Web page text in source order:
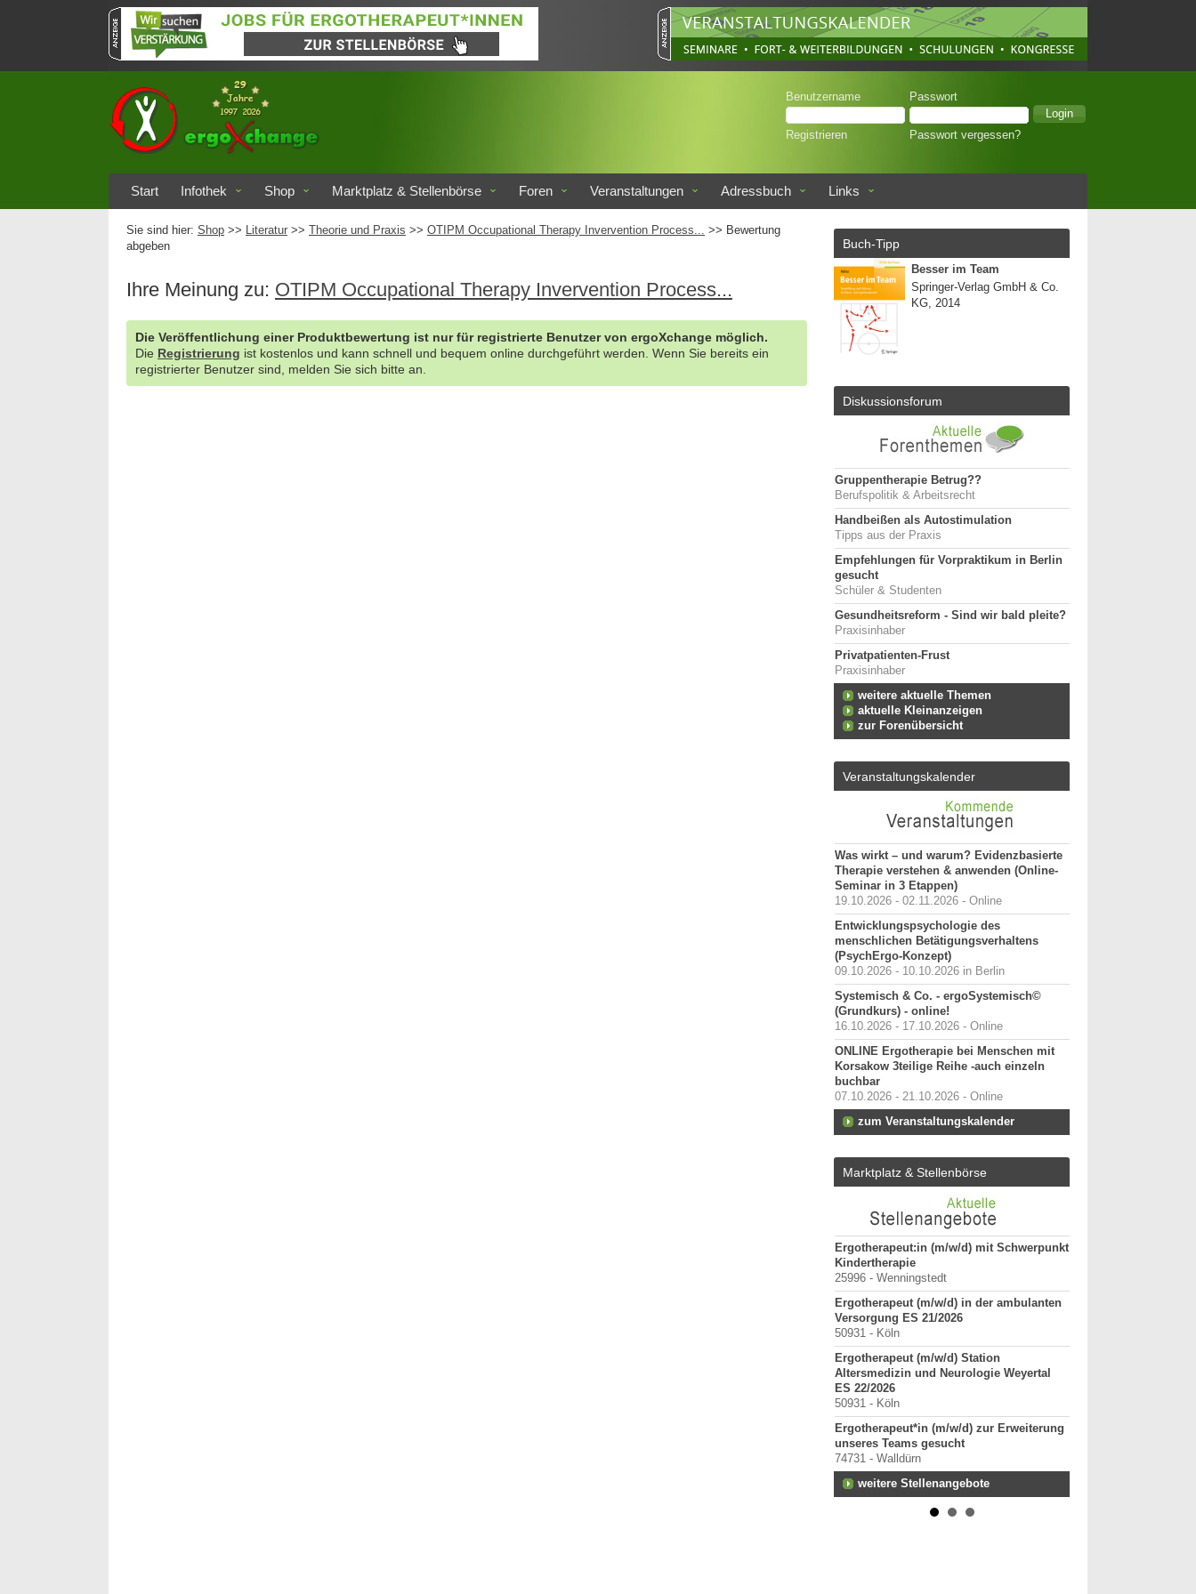
Benutzername Passwort
Registrieren Passwort vergessen?
Start Infothek Shop Marktplatz & Stellenbörse Foren Veranstaltungen Adressbuch Links
Sie sind hier: Shop >> Literatur >> Theorie und Praxis >> OTIPM Occupational Therapy Invervention Process... >> Bewertung
abgeben
Ihre Meinung zu: OTIPM Occupational Therapy Invervention Process...
Die Veröffentlichung einer Produktbewertung ist nur für registrierte Benutzer von ergoXchange möglich.
Die Registrierung ist kostenlos und kann schnell und bequem online durchgeführt werden. Wenn Sie bereits ein
registrierter Benutzer sind, melden Sie sich bitte an.
Buch-Tipp
Besser im Team
Springer-Verlag GmbH & Co.
KG, 2014
Diskussionsforum
Gruppentherapie Betrug??
Berufspolitik & Arbeitsrecht
Handbeißen als Autostimulation
Tipps aus der Praxis
Empfehlungen für Vorpraktikum in Berlin
gesucht
Schüler & Studenten
Gesundheitsreform - Sind wir bald pleite?
Praxisinhaber
Privatpatienten-Frust
Praxisinhaber
weitere aktuelle Themen
aktuelle Kleinanzeigen
zur Forenübersicht
Veranstaltungskalender
Was wirkt – und warum? Evidenzbasierte
Therapie verstehen & anwenden (Online-
Seminar in 3 Etappen)
19.10.2026 - 02.11.2026 - Online
Entwicklungspsychologie des
menschlichen Betätigungsverhaltens
(PsychErgo-Konzept)
09.10.2026 - 10.10.2026 in Berlin
Systemisch & Co. - ergoSystemisch©
(Grundkurs) - online!
16.10.2026 - 17.10.2026 - Online
ONLINE Ergotherapie bei Menschen mit
Korsakow 3teilige Reihe -auch einzeln
buchbar
07.10.2026 - 21.10.2026 - Online
zum Veranstaltungskalender
Marktplatz & Stellenbörse
Ergotherapeut:in (m/w/d) mit Schwerpunkt
Kindertherapie
25996 - Wenningstedt
Ergotherapeut (m/w/d) in der ambulanten
Versorgung ES 21/2026
50931 - Köln
Ergotherapeut (m/w/d) Station
Altersmedizin und Neurologie Weyertal
ES 22/2026
50931 - Köln
Ergotherapeut*in (m/w/d) zur Erweiterung
unseres Teams gesucht
74731 - Walldürn
weitere Stellenangebote